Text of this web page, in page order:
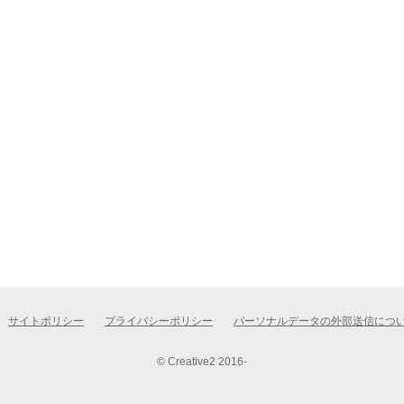
サイトポリシー プライバシーポリシー パーソナルデータの外部送信につ
© Creative2 2016-